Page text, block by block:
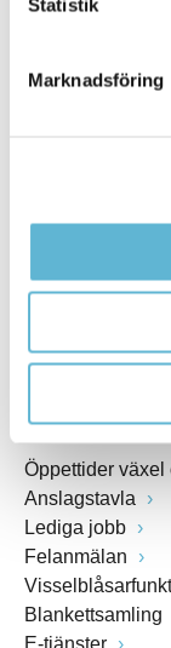
Statistik
Marknadsföring
Besöksadress
Postadress
Box 18, 295 21
Fax: 0456-82
Öppettider
Anslagstavla
Lediga jobb
Felanmälan
Blankettsamling
E-tjänster